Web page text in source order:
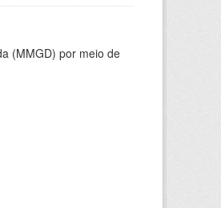
(MMGD) por meio de